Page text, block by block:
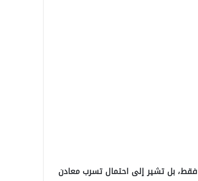
فقط، بل تشير إلى احتمال تسرب معادن